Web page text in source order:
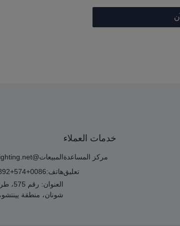
المبيعات@de-lighting.net
هاتف:0086+574+88156892
شونان، منطقة
خدمات العملاء
مركز المساعدة
تعليق